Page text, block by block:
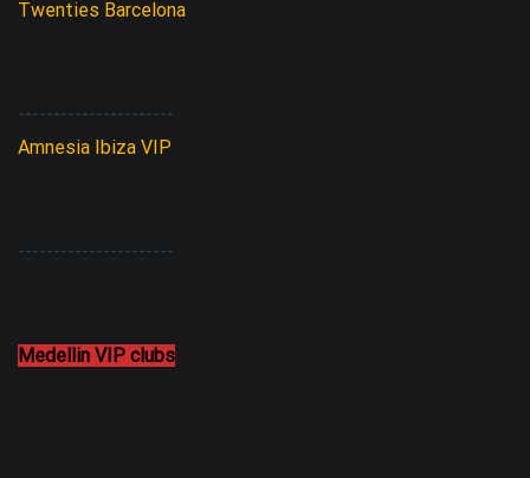
Twenties Barcelona
----------------------
Amnesia Ibiza VIP
----------------------
Medellin VIP clubs